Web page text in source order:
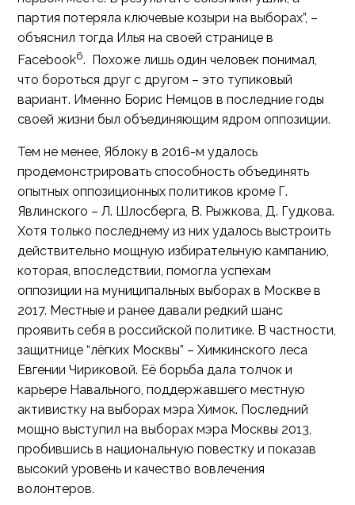
партия потеряла ключевые козыри на выборах”, –
объяснил тогда Илья на своей странице в
Facebook6. Похоже лишь один человек понимал,
что бороться друг с другом – это тупиковый
вариант. Именно Борис Немцов в последние годы
своей жизни был объединяющим ядром оппозиции.
Тем не менее, Яблоку в 2016-м удалось
продемонстрировать способность объединять
опытных оппозиционных политиков кроме Г.
Явлинского – Л. Шлосберга, В. Рыжкова, Д. Гудкова.
Хотя только последнему из них удалось выстроить
действительно мощную избирательную кампанию,
которая, впоследствии, помогла успехам
оппозиции на муниципальных выборах в Москве в
2017. Местные и ранее давали редкий шанс
проявить себя в российской политике. В частности,
защитнице “лёгких Москвы” – Химкинского леса
Евгении Чириковой. Её борьба дала толчок и
карьере Навального, поддержавшего местную
активистку на выборах мэра Химок. Последний
мощно выступил на выборах мэра Москвы 2013,
пробившись в национальную повестку и показав
высокий уровень и качество вовлечения
волонтеров.